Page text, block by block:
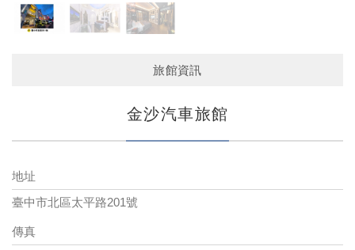
旅館資訊
金沙汽車旅館
地址
臺中市北區太平路201號
傳真